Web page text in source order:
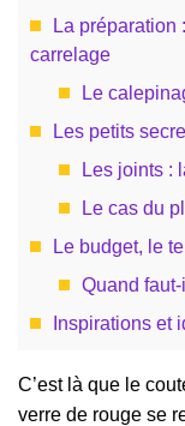
La préparation
carrelage
Le
Les petits
Les joints :
Le cas du
Le budget, le
Quand
Inspirations et
C’est là que le
verre de rouge se